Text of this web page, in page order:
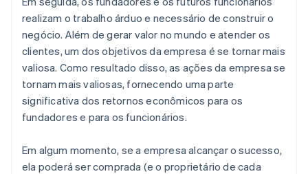
realizam o trabalho árduo e necessário de construir o
negócio. Além de gerar valor no mundo e atender os
clientes, um dos objetivos da empresa é se tornar mais
valiosa. Como resultado disso, as ações da empresa se
tornam mais valiosas, fornecendo uma parte
significativa dos retornos econômicos para os
fundadores e para os funcionários.
Em algum momento, se a empresa alcançar o sucesso,
ela poderá ser comprada (e o proprietário de cada